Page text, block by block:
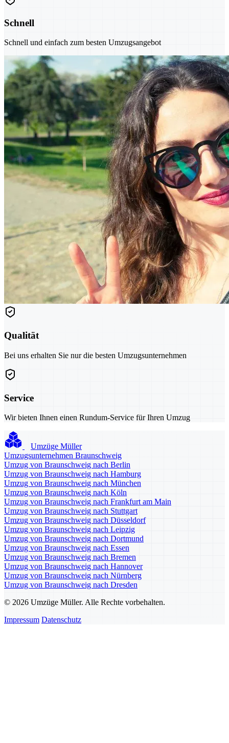
Schnell
Schnell und einfach zum besten Umzugsangebot
Qualität
Bei uns erhalten Sie nur die besten Umzugsunternehmen
Service
Wir bieten Ihnen einen Rundum-Service für Ihren Umzug
Umzüge Müller
Umzugsunternehmen Braunschweig
Umzug von Braunschweig nach Berlin
Umzug von Braunschweig nach Hamburg
Umzug von Braunschweig nach München
Umzug von Braunschweig nach Köln
Umzug von Braunschweig nach Frankfurt am Main
Umzug von Braunschweig nach Stuttgart
Umzug von Braunschweig nach Düsseldorf
Umzug von Braunschweig nach Leipzig
Umzug von Braunschweig nach Dortmund
Umzug von Braunschweig nach Essen
Umzug von Braunschweig nach Bremen
Umzug von Braunschweig nach Hannover
Umzug von Braunschweig nach Nürnberg
Umzug von Braunschweig nach Dresden
© 2026 Umzüge Müller. Alle Rechte vorbehalten.
Impressum Datenschutz